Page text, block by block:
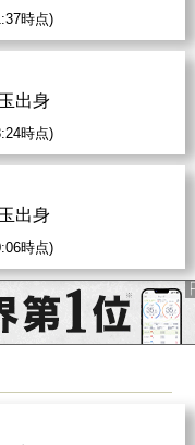
時点)
出身
時点)
出身
時点)